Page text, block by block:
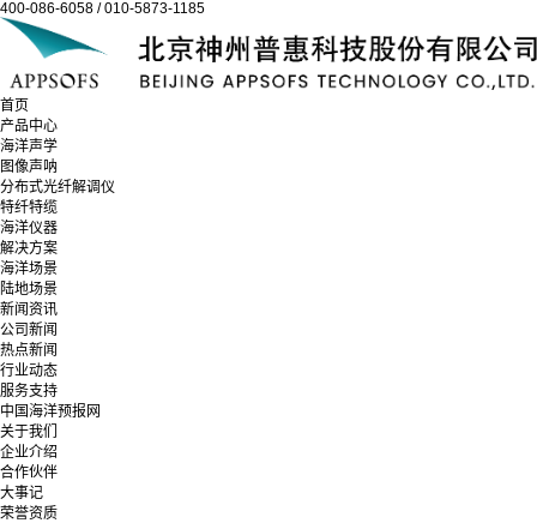
400-086-6058 / 010-5873-1185
首页
产品中心
海洋声学
图像声呐
分布式光纤解调仪
特纤特缆
海洋仪器
解决方案
海洋场景
陆地场景
新闻资讯
公司新闻
热点新闻
行业动态
服务支持
中国海洋预报网
关于我们
企业介绍
合作伙伴
大事记
荣誉资质